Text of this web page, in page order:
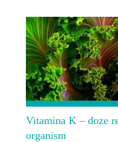
Vitamina K – doze
organism